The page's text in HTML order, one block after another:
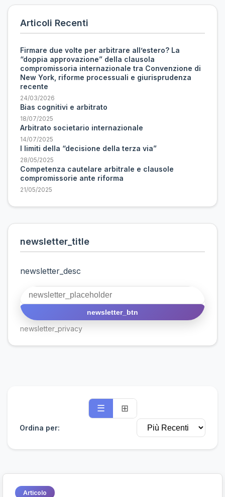
☰ ⊞
Ordina per:
Articolo
Articoli Recenti
Firmare due volte per arbitrare all’estero? La
“doppia approvazione” della clausola
compromissoria internazionale tra Convenzione di
New York, riforme processuali e giurisprudenza
recente
24/03/2026
Bias cognitivi e arbitrato
18/07/2025
Arbitrato societario internazionale
14/07/2025
I limiti della “decisione della terza via”
28/05/2025
Competenza cautelare arbitrale e clausole
compromissorie ante riforma
21/05/2025
newsletter_title
newsletter_desc
newsletter_btn
newsletter_privacy